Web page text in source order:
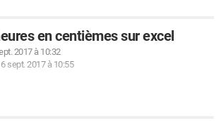
en centièmes sur excel
2017 à 10:32
6 sept. 2017 à 10:55